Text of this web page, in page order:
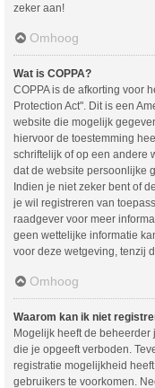
zeker aan!
Omhoog
Wat is COPPA?
COPPA is de afkorting voor
Protection Act". Dit is een
website die mogelijk
hiervoor de toestemming
schriftelijk of op een andere
dat de website persoonlijke
Indien je niet zeker bent of
je wil registreren van
raadgever voor meer
geen wettelijke informatie
voor deze wetgeving, tenzij
Omhoog
Waarom kan ik niet
Mogelijk heeft de
die je opgeeft verboden.
registratie mogelijkheid
gebruikers te voorkomen.